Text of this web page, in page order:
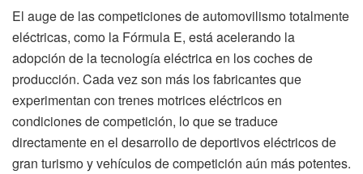
El auge de las competiciones de automovilismo totalmente
eléctricas, como la Fórmula E, está acelerando la
adopción de la tecnología eléctrica en los coches de
producción. Cada vez son más los fabricantes que
experimentan con trenes motrices eléctricos en
condiciones de competición, lo que se traduce
directamente en el desarrollo de deportivos eléctricos de
gran turismo y vehículos de competición aún más potentes.